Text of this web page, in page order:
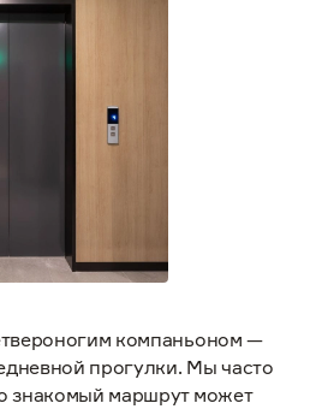
компаньоном —
прогулки. Мы часто
знакомый маршрут может